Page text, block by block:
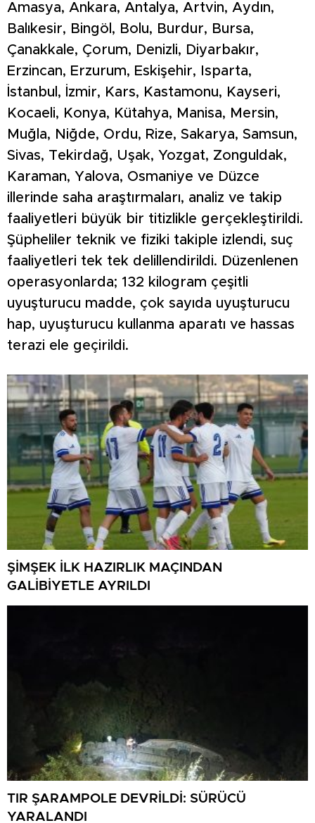
Amasya, Ankara, Antalya, Artvin, Aydın,
Balıkesir, Bingöl, Bolu, Burdur, Bursa,
Çanakkale, Çorum, Denizli, Diyarbakır,
Erzincan, Erzurum, Eskişehir, Isparta,
İstanbul, İzmir, Kars, Kastamonu, Kayseri,
Kocaeli, Konya, Kütahya, Manisa, Mersin,
Muğla, Niğde, Ordu, Rize, Sakarya, Samsun,
Sivas, Tekirdağ, Uşak, Yozgat, Zonguldak,
Karaman, Yalova, Osmaniye ve Düzce
illerinde saha araştırmaları, analiz ve takip
faaliyetleri büyük bir titizlikle gerçekleştirildi.
Şüpheliler teknik ve fiziki takiple izlendi, suç
faaliyetleri tek tek delillendirildi. Düzenlenen
operasyonlarda; 132 kilogram çeşitli
uyuşturucu madde, çok sayıda uyuşturucu
hap, uyuşturucu kullanma aparatı ve hassas
terazi ele geçirildi.
ŞİMŞEK İLK HAZIRLIK MAÇINDAN
GALİBİYETLE AYRILDI
TIR ŞARAMPOLE DEVRİLDİ: SÜRÜCÜ
YARALANDI